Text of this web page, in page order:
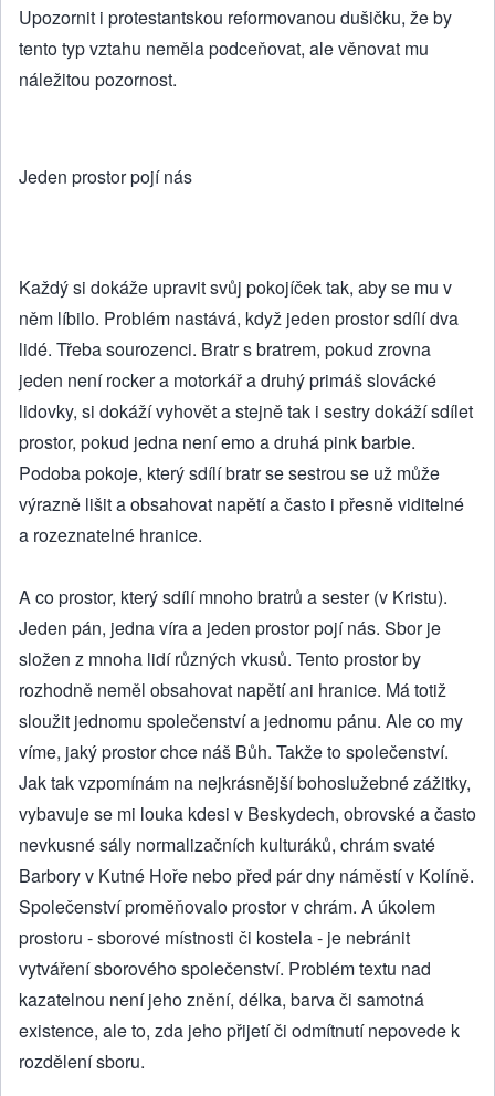
Upozornit i protestantskou reformovanou dušičku, že by
tento typ vztahu neměla podceňovat, ale věnovat mu
náležitou pozornost.
Jeden prostor pojí nás
Každý si dokáže upravit svůj pokojíček tak, aby se mu v
něm líbilo. Problém nastává, když jeden prostor sdílí dva
lidé. Třeba sourozenci. Bratr s bratrem, pokud zrovna
jeden není rocker a motorkář a druhý primáš slovácké
lidovky, si dokáží vyhovět a stejně tak i sestry dokáží sdílet
prostor, pokud jedna není emo a druhá pink barbie.
Podoba pokoje, který sdílí bratr se sestrou se už může
výrazně lišit a obsahovat napětí a často i přesně viditelné
a rozeznatelné hranice.
A co prostor, který sdílí mnoho bratrů a sester (v Kristu).
Jeden pán, jedna víra a jeden prostor pojí nás. Sbor je
složen z mnoha lidí různých vkusů. Tento prostor by
rozhodně neměl obsahovat napětí ani hranice. Má totiž
sloužit jednomu společenství a jednomu pánu. Ale co my
víme, jaký prostor chce náš Bůh. Takže to společenství.
Jak tak vzpomínám na nejkrásnější bohoslužebné zážitky,
vybavuje se mi louka kdesi v Beskydech, obrovské a často
nevkusné sály normalizačních kulturáků, chrám svaté
Barbory v Kutné Hoře nebo před pár dny náměstí v Kolíně.
Společenství proměňovalo prostor v chrám. A úkolem
prostoru - sborové místnosti či kostela - je nebránit
vytváření sborového společenství. Problém textu nad
kazatelnou není jeho znění, délka, barva či samotná
existence, ale to, zda jeho přijetí či odmítnutí nepovede k
rozdělení sboru.